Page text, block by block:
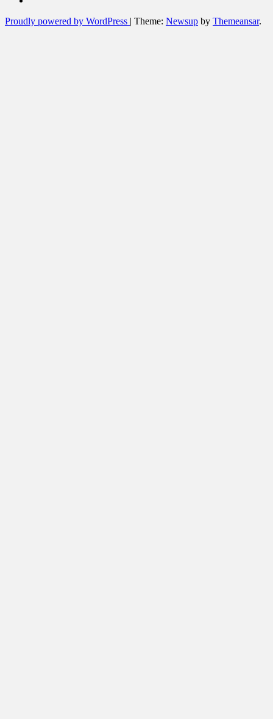
Proudly powered by WordPress | Theme: Newsup by Themeansar.